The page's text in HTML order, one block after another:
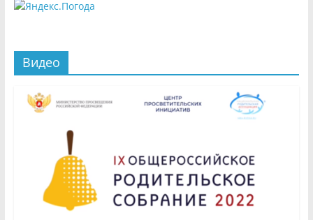
Видео